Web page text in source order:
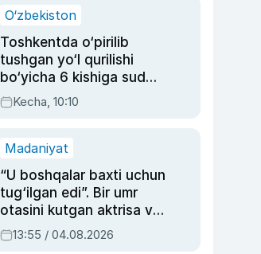
O‘zbekiston
Toshkentda o‘pirilib
tushgan yo‘l qurilishi
bo‘yicha 6 kishiga sud
hukmi o‘qildi
Kecha, 10:10
Madaniyat
“U boshqalar baxti uchun
tug‘ilgan edi”. Bir umr
otasini kutgan aktrisa va
dublyaj ustasi Rimma
Ahmedovaning
13:55 / 04.08.2026